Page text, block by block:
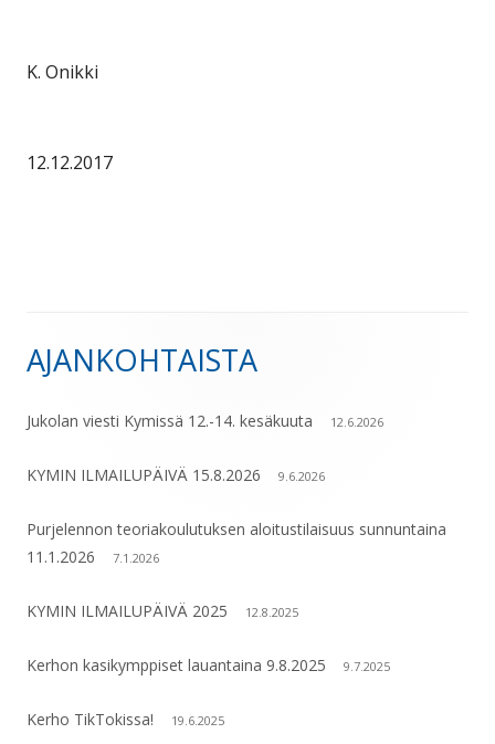
K. Onikki
12.12.2017
Sivupalkki
AJANKOHTAISTA
Jukolan viesti Kymissä 12.-14. kesäkuuta 12.6.2026
KYMIN ILMAILUPÄIVÄ 15.8.2026 9.6.2026
Purjelennon teoriakoulutuksen aloitustilaisuus sunnuntaina
11.1.2026
7.1.2026
KYMIN ILMAILUPÄIVÄ 2025 12.8.2025
Kerhon kasikymppiset lauantaina 9.8.2025 9.7.2025
Kerho TikTokissa! 19.6.2025